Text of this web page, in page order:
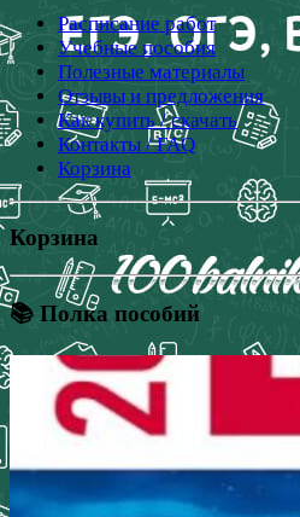
Расписание работ
Учебные пособия
Полезные материалы
Отзывы и предложения
Как купить / скачать
Контакты / FAQ
Корзина
Корзина
📚 Полка пособий